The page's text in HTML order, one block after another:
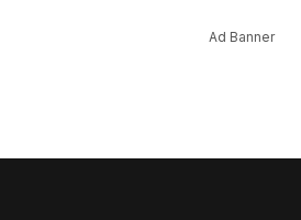
Ad Banner